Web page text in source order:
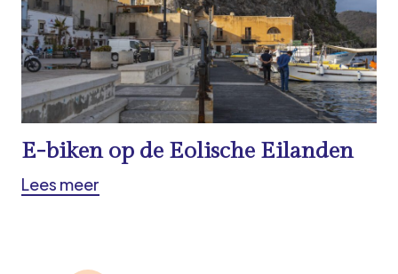
E-biken op de Eolische Eilanden
Lees meer